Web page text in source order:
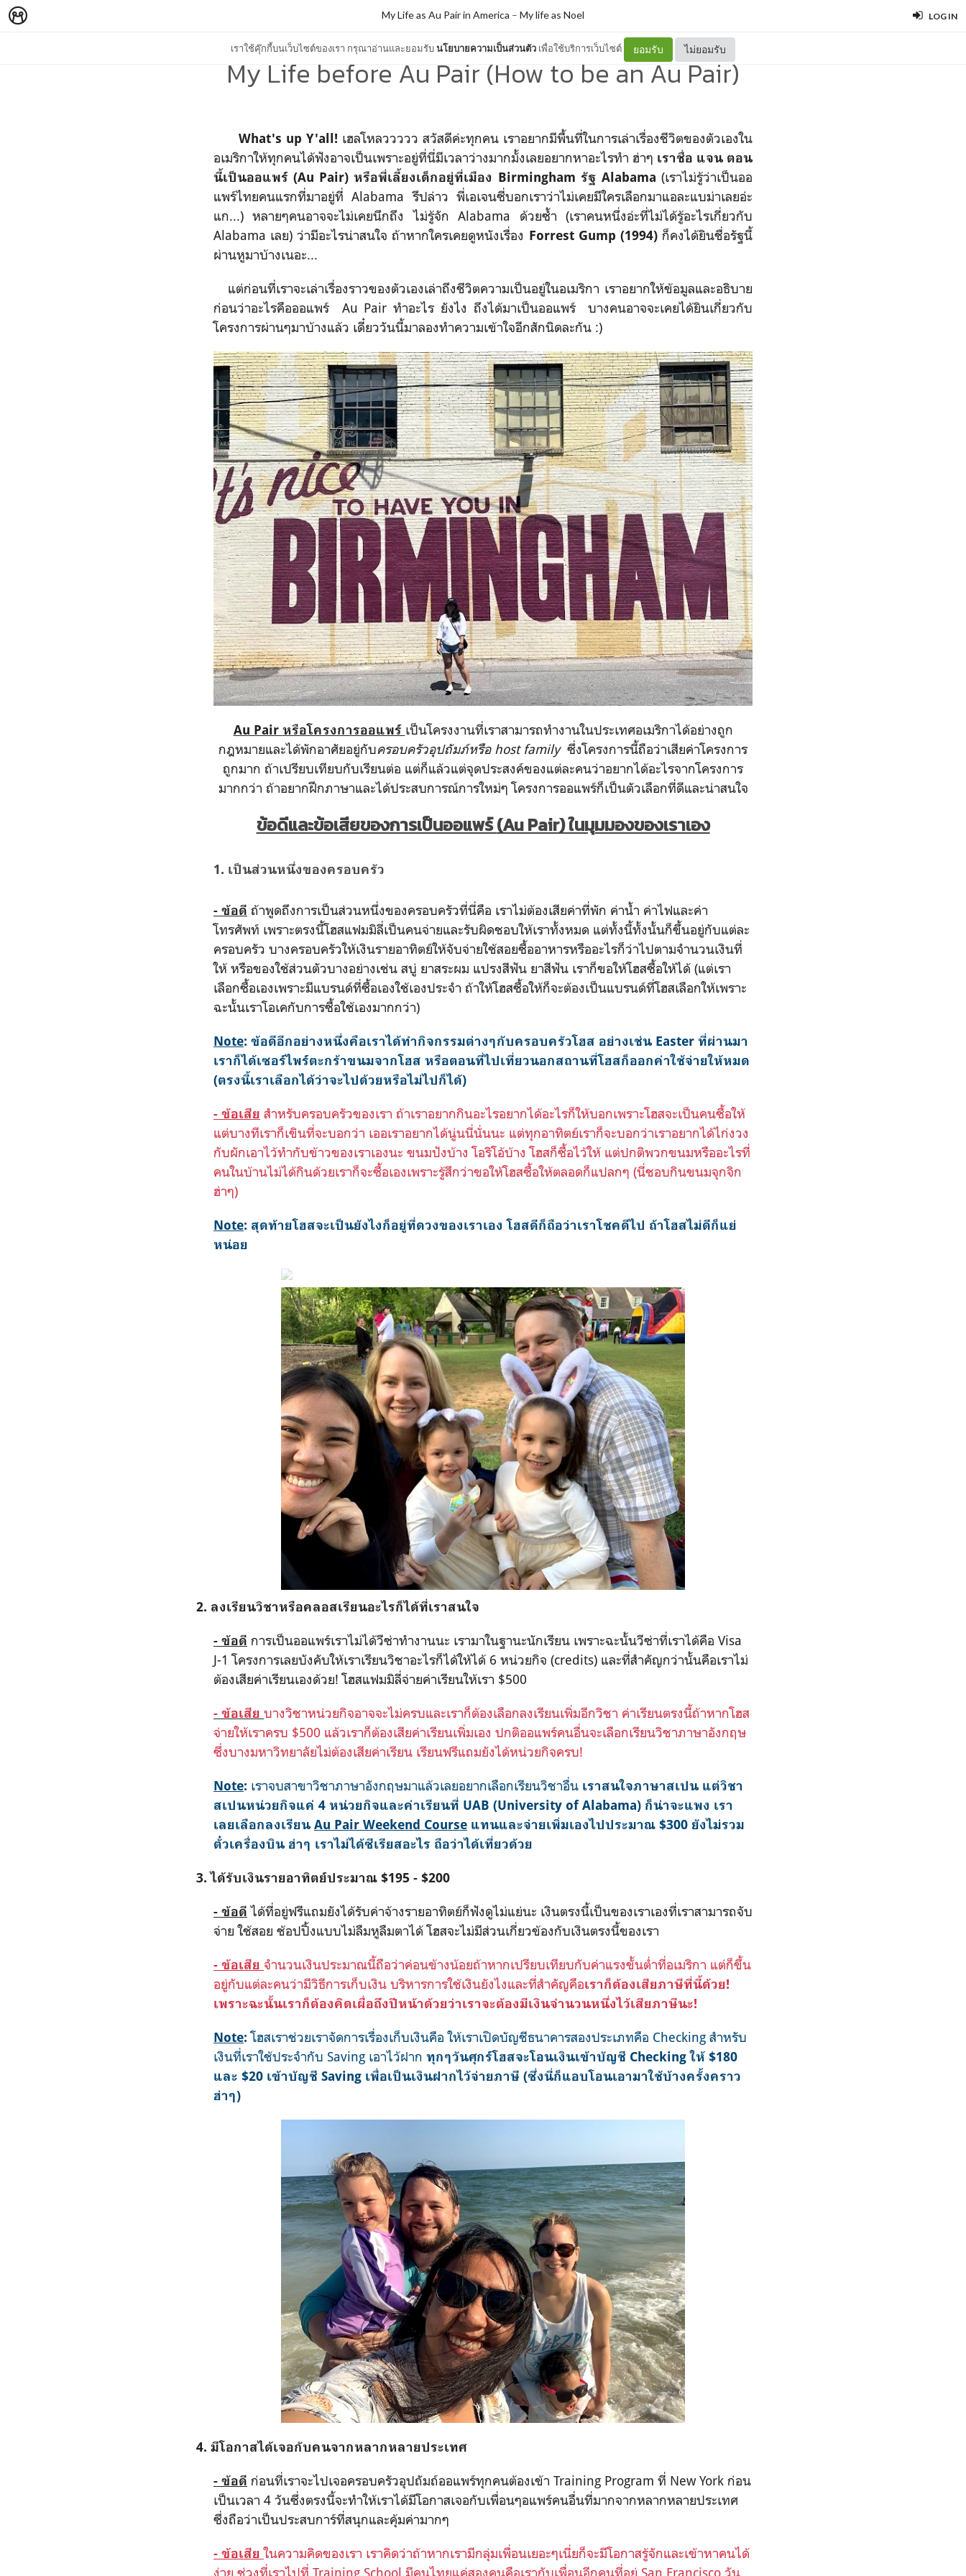
LOG IN
เราใช้คุ๊กกี้บนเว็บไซต์ของเรา กรุณาอ่านและยอมรับนโยบายความเป็นส่วนตัว เพื่อใช้บริการเว็บไซต์ ยอมรับ ไม่ยอมรับ
My Life as Au Pair in America – My life as Noel
My Life before Au Pair (How to be an Au Pair)
What's up Y'all! เฮลโหลววววว สวัสดีค่ะทุกคน เราอยากมีพื้นที่ในการเล่าเรื่องชีวิตของตัวเองใน
อเมริกาให้ทุกคนได้ฟังอาจเป็นเพราะอยู่ที่นี่มีเวลาว่างมากมั้งเลยอยากหาอะไรทำ ฮ่าๆ เราชื่อ แจน ตอน
นี้เป็นออแพร์(Au Pair)หรือพี่เลี้ยงเด็กอยู่ที่เมือง Birmingham รัฐ Alabama(เราไม่รู้ว่าเป็นออ
แพร์ไทยคนแรกที่มาอยู่ที่Alabamaรึปล่าว พี่เอเจนซี่บอกเราว่าไม่เคยมีใครเลือกมาแอละแบม่าเลยอ่ะ
แก...)หลายๆคนอาจจะไม่เคยนึกถึง ไม่รู้จักAlabama ด้วยซ้ำ (เราคนหนึ่งอ่ะที่ไม่ได้รู้อะไรเกี่ยวกับ
Alabama เลย) ว่ามีอะไรน่าสนใจ ถ้าหากใครเคยดูหนังเรื่อง Forrest Gump (1994) ก็คงได้ยินชื่อรัฐนี้
ผ่านหูมาบ้างเนอะ...
แต่ก่อนที่เราจะเล่าเรื่องราวของตัวเองเล่าถึงชีวิตความเป็นอยู่ในอเมริกา เราอยากให้ข้อมูลและอธิบาย
ก่อนว่าอะไรคือออแพร์ Au Pair ทำอะไร ยังไง ถึงได้มาเป็นออแพร์ บางคนอาจจะเคยได้ยินเกี่ยวกับ
โครงการผ่านๆมาบ้างแล้ว เดี๋ยววันนี้มาลองทำความเข้าใจอีกสักนิดละกัน :)
Au Pair หรือโครงการออแพร์ เป็นโครงงานที่เราสามารถทำงานในประเทศอเมริกาได้อย่างถูก
กฎหมายและได้พักอาศัยอยู่กับครอบครัวอุปถัมภ์หรือ host family ซึ่งโครงการนี้ถือว่าเสียค่าโครงการ
ถูกมาก ถ้าเปรียบเทียบกับเรียนต่อ แต่ก็แล้วแต่จุดประสงค์ของแต่ละคนว่าอยากได้อะไรจากโครงการ
มากกว่า ถ้าอยากฝึกภาษาและได้ประสบการณ์การใหม่ๆโครงการออแพร์ก็เป็นตัวเลือกที่ดีและน่าสนใจ
ข้อดีและข้อเสียของการเป็นออแพร์(Au Pair) ในมุมมองของเราเอง
1. เป็นส่วนหนึ่งของครอบครัว
- ข้อดี ถ้าพูดถึงการเป็นส่วนหนึ่งของครอบครัวที่นี่คือ เราไม่ต้องเสียค่าที่พัก ค่าน้ำ ค่าไฟและค่า
โทรศัพท์ เพราะตรงนี้โฮสแฟมมิลี่เป็นคนจ่ายและรับผิดชอบให้เราทั้งหมด แต่ทั้งนี้ทั้งนั้นก็ขึ้นอยู่กับแต่ละ
ครอบครัว บางครอบครัวให้เงินรายอาทิตย์ให้จับจ่ายใช้สอยซื้ออาหารหรืออะไรก็ว่าไปตามจำนวนเงินที่
ให้ หรือของใช้ส่วนตัวบางอย่างเช่น สบู่ ยาสระผม แปรงสีฟัน ยาสีฟัน เราก็ขอให้โฮสซื้อให้ได้ (แต่เรา
เลือกซื้อเองเพราะมีแบรนด์ที่ซื้อเองใช้เองประจำ ถ้าให้โฮสซื้อให้ก็จะต้องเป็นแบรนด์ที่โฮสเลือกให้เพราะ
ฉะนั้นเราโอเคกับการซื้อใช้เองมากกว่า)
Note: ข้อดีอีกอย่างหนึ่งคือเราได้ทำกิจกรรมต่างๆกับครอบครัวโฮส อย่างเช่น Easter ที่ผ่านมา
เราก็ได้เซอร์ไพร์ตะกร้าขนมจากโฮส หรือตอนที่ไปเที่ยวนอกสถานที่โฮสก็ออกค่าใช้จ่ายให้หมด
(ตรงนี้เราเลือกได้ว่าจะไปด้วยหรือไม่ไปก็ได้)
- ข้อเสีย สำหรับครอบครัวของเรา ถ้าเราอยากกินอะไรอยากได้อะไรก็ให้บอกเพราะโฮสจะเป็นคนซื้อให้
แต่บางทีเราก็เขินที่จะบอกว่า เออเราอยากได้นู่นนี่นั่นนะ แต่ทุกอาทิตย์เราก็จะบอกว่าเราอยากได้ไก่งวง
กับผักเอาไว้ทำกับข้าวของเราเองนะ ขนมปังบ้าง โอริโอ้บ้าง โฮสก็ซื้อไว้ให้ แต่ปกติพวกขนมหรืออะไรที่
คนในบ้านไม่ได้กินด้วยเราก็จะซื้อเองเพราะรู้สึกว่าขอให้โฮสซื้อให้ตลอดก็แปลกๆ (นี่ชอบกินขนมจุกจิก
ฮ่าๆ)
Note: สุดท้ายโฮสจะเป็นยังไงก็อยู่ที่ดวงของเราเอง โฮสดีก็ถือว่าเราโชคดีไป ถ้าโฮสไม่ดีก็แย่
หน่อย
2. ลงเรียนวิชาหรือคลอสเรียนอะไรก็ได้ที่เราสนใจ
- ข้อดี การเป็นออแพร์เราไม่ได้วีซ่าทำงานนะ เรามาในฐานะนักเรียน เพราะฉะนั้นวีซ่าที่เราได้คือ Visa
J-1โครงการเลยบังคับให้เราเรียนวิชาอะไรก็ได้ให้ได้ 6 หน่วยกิจ (credits) และที่สำคัญกว่านั้นคือเราไม่
ต้องเสียค่าเรียนเองด้วย!โฮสแฟมมิลี่จ่ายค่าเรียนให้เรา $500
- ข้อเสีย บางวิชาหน่วยกิจอาจจะไม่ครบและเราก็ต้องเลือกลงเรียนเพิ่มอีกวิชา ค่าเรียนตรงนี้ถ้าหากโฮส
จ่ายให้เราครบ $500 แล้วเราก็ต้องเสียค่าเรียนเพิ่มเอง ปกติออแพร์คนอื่นจะเลือกเรียนวิชาภาษาอังกฤษ
ซึ่งบางมหาวิทยาลัยไม่ต้องเสียค่าเรียน เรียนฟรีแถมยังได้หน่วยกิจครบ!
Note: เราจบสาขาวิชาภาษาอังกฤษมาแล้วเลยอยากเลือกเรียนวิชาอื่น เราสนใจภาษาสเปน แต่วิชา
สเปนหน่วยกิจแค่ 4 หน่วยกิจและค่าเรียนที่ UAB (University of Alabama) ก็น่าจะแพง เรา
เลยเลือกลงเรียนAu Pair Weekend Course แทนและจ่ายเพิ่มเองไปประมาณ $300 ยังไม่รวม
ตั๋วเครื่องบิน ฮ่าๆ เราไม่ได้ซีเรียสอะไร ถือว่าได้เที่ยวด้วย
3. ได้รับเงินรายอาทิตย์ประมาณ $195 - $200
- ข้อดี ได้ที่อยู่ฟรีแถมยังได้รับค่าจ้างรายอาทิตย์ก็ฟังดูไม่แย่นะ เงินตรงนี้เป็นของเราเองที่เราสามารถจับ
จ่าย ใช้สอย ช้อปปิ้งแบบไม่ลืมหูลืมตาได้ โฮสจะไม่มีส่วนเกี่ยวข้องกับเงินตรงนี้ของเรา
- ข้อเสีย จำนวนเงินประมาณนี้ถือว่าค่อนข้างน้อยถ้าหากเปรียบเทียบกับค่าแรงขั้นต่ำที่อเมริกา แต่ก็ขึ้น
อยู่กับแต่ละคนว่ามีวิธีการเก็บเงิน บริหารการใช้เงินยังไงและที่สำคัญคือเราก็ต้องเสียภาษีที่นี้ด้วย!
เพราะฉะนั้นเราก็ต้องคิดเผื่อถึงปีหน้าด้วยว่าเราจะต้องมีเงินจำนวนหนึ่งไว้เสียภาษีนะ!
Note:โฮสเราช่วยเราจัดการเรื่องเก็บเงินคือ ให้เราเปิดบัญชีธนาคารสองประเภทคือ Checking สำหรับ
เงินที่เราใช้ประจำกับ Saving เอาไว้ฝาก ทุกๆวันศุกร์โฮสจะโอนเงินเข้าบัญชี Checking ให้ $180
และ $20 เข้าบัญชี Saving เพื่อเป็นเงินฝากไว้จ่ายภาษี (ซึ่งนี่ก็แอบโอนเอามาใช้บ้างครั้งคราว
ฮ่าๆ)
4. มีโอกาสได้เจอกับคนจากหลากหลายประเทศ
- ข้อดี ก่อนที่เราจะไปเจอครอบครัวอุปถัมถ์ออแพร์ทุกคนต้องเข้า Training Program ที่ New York ก่อน
เป็นเวลา 4 วันซึ่งตรงนี้จะทำให้เราได้มีโอกาสเจอกับเพื่อนๆอแพร์คนอื่นที่มากจากหลากหลายประเทศ
ซึ่งถือว่าเป็นประสบการ์ที่สนุกและคุ้มค่ามากๆ
- ข้อเสียในความคิดของเรา เราคิดว่าถ้าหากเรามีกลุ่มเพื่อนเยอะๆเนี่ยก็จะมีโอกาสรู้จักและเข้าหาคนได้
ง่าย ช่วงที่เราไปที่ Training School มีคนไทยแค่สองคนคือเรากับเพื่อนอีกคนที่อยู่ San Francisco วัน